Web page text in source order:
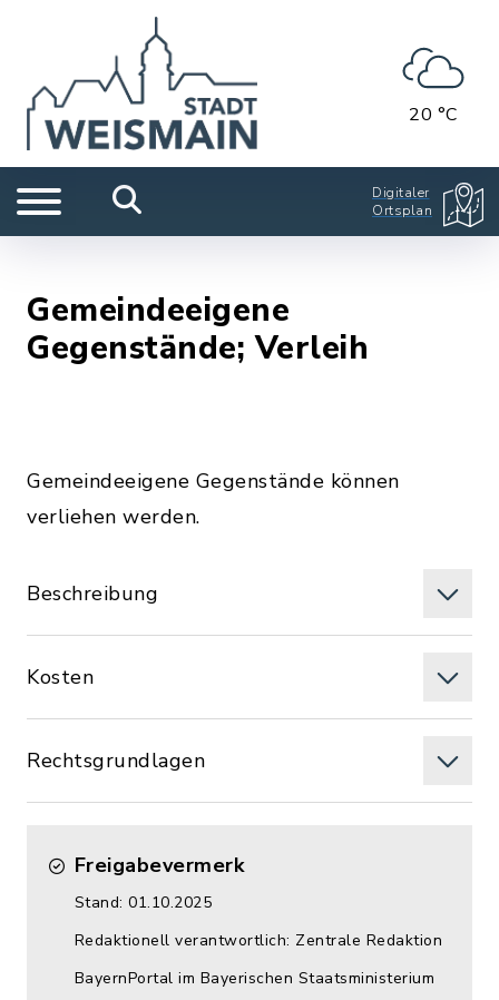
20 °C
Digitaler
Ortsplan
Gemeindeeigene
Gegenstände; Verleih
Gemeindeeigene Gegenstände können
verliehen werden.
Beschreibung
Kosten
Rechtsgrundlagen
Freigabevermerk
Stand: 01.10.2025
Redaktionell verantwortlich: Zentrale Redaktion
BayernPortal im Bayerischen Staatsministerium